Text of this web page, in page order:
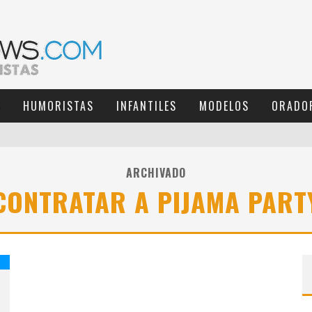
HUMORISTAS INFANTILES MODELOS
ARCHIVADO
A PIJAMA